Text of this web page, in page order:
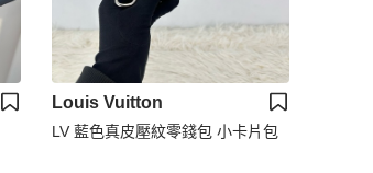
Louis Vuitton
LV 藍色真皮壓紋零錢包 小卡片包